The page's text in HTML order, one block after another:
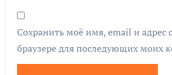
Сохранить моё имя, email и адрес
браузере для последующих моих